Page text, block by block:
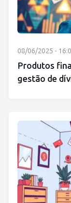
08/06/2025 -
Produtos
gestão de